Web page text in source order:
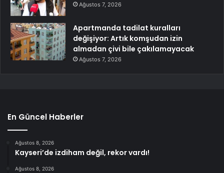
Ağustos 7, 2026
Apartmanda tadilat kuralları
değişiyor: Artık komşudan izin
almadan çivi bile çakılamayacak
Ağustos 7, 2026
En Güncel Haberler
Ağustos 8, 2026
Kayseri’de izdiham değil, rekor vardı!
Ağustos 8, 2026